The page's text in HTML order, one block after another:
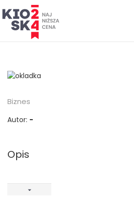
Biznes
Autor: -
Opis